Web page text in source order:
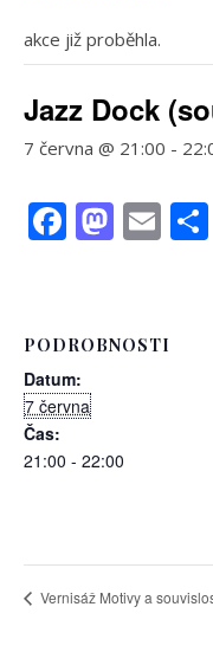
akce již proběhla.
Jazz Dock
7 června @ 21:00 -
Facebook
PODROBNOSTI
Datum:
7 června
Čas:
21:00 - 22:00
Vernisáž Motivy a